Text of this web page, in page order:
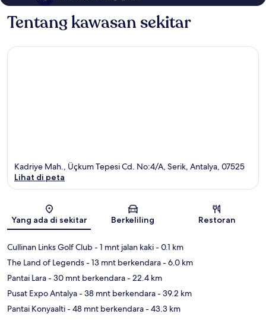
Tentang kawasan sekitar
Peta
Kadriye Mah., Üçkum Tepesi Cd. No:4/A, Serik, Antalya, 07525
Lihat di peta
Yang ada di sekitar Berkeliling Restoran
Cullinan Links Golf Club- 1 mnt jalan kaki- 0.1 km
The Land of Legends- 13 mnt berkendara- 6.0 km
Pantai Lara- 30 mnt berkendara- 22.4 km
Pusat Expo Antalya- 38 mnt berkendara- 39.2 km
Pantai Konyaalti- 48 mnt berkendara- 43.3 km